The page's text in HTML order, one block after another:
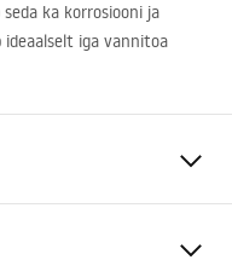
ka korrosiooni ja
iga vannitoa